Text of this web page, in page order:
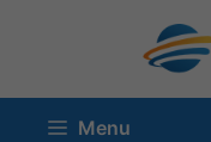
contenuto
Menu